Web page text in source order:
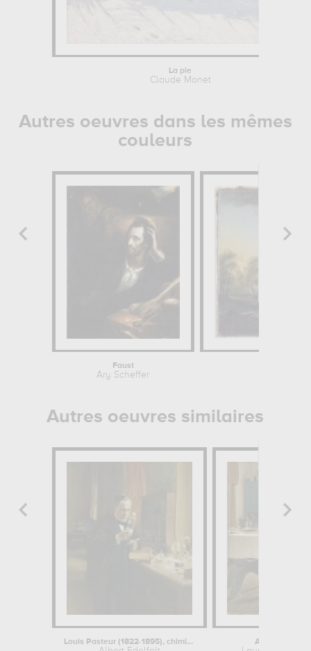
La pie
Claude Monet
Autres oeuvres dans les mêmes
couleurs
Faust
Ary Scheffer
Autres oeuvres similaires
Louis Pasteur (1822-1895), chimiste... Au petit-